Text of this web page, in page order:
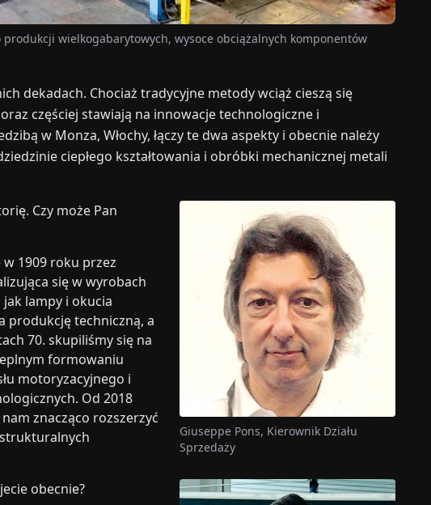
wielkogabarytowych, wysoce obciążalnych komponentów
dekadach. Chociaż tradycyjne metody wciąż cieszą się
częściej stawiają na innowacje technologiczne i
w Monza, Włochy, łączy te dwa aspekty i obecnie należy
ciepłego kształtowania i obróbki mechanicznej metali
Czy może Pan
w 1909 roku przez
się w wyrobach
lampy i okucia
produkcję techniczną, a
70. skupiliśmy się na
formowaniu
motoryzacyjnego i
Od 2018
znacząco rozszerzyć
Giuseppe Pons, Kierownik Działu
Sprzedaży
obecnie?